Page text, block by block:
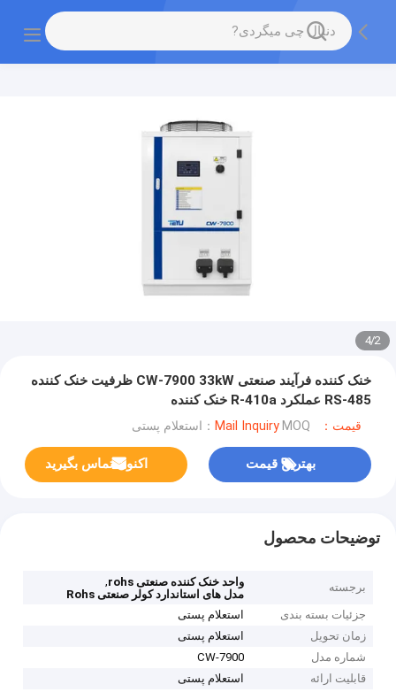
2
/
4
خنک کننده فرآیند صنعتی CW-7900 33kW ظرفیت خنک کننده
RS-485 عملکرد R-410a خنک کننده
قیمت：Mail Inquiry MOQ：استعلام پستی
بهترین قیمت اکنون تماس بگیرید
توضیحات محصول
برجسته واحد خنک کننده صنعتی rohs
,
مدل های استاندارد کولر صنعتی Rohs
جزئیات بسته بندی
استعلام پستی
زمان تحویل
استعلام پستی
شماره مدل
CW-7900
قابلیت ارائه
استعلام پستی